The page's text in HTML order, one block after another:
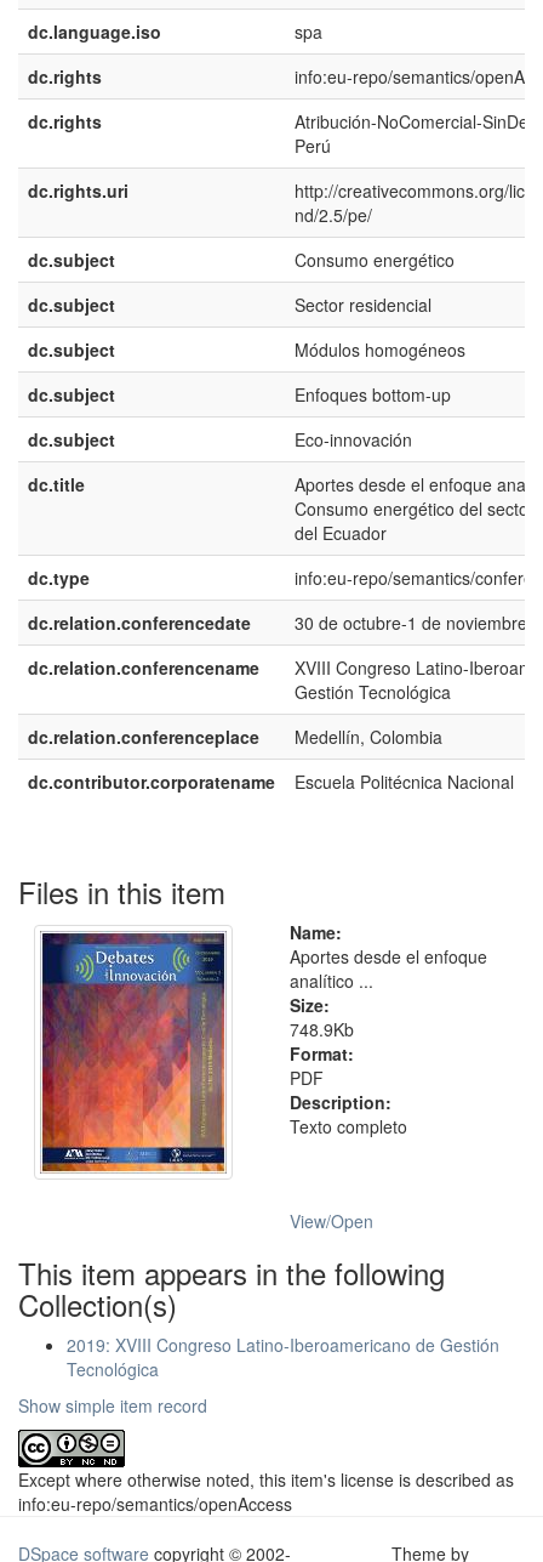
dc.language.iso
spa
dc.rights
info:eu-repo/semantics/
dc.rights
Atribución-NoComercial-
Perú
dc.rights.uri
http://creativecommons.org/
nd/2.5/pe/
dc.subject
Consumo energético
dc.subject
Sector residencial
dc.subject
Módulos homogéneos
dc.subject
Enfoques bottom-up
dc.subject
Eco-innovación
dc.title
Aportes desde el enfoque
Consumo energético del sector
del Ecuador
dc.type
info:eu-repo/semantics/
dc.relation.conferencedate
30 de octubre-1 de noviembre,
dc.relation.conferencename
XVIII Congreso Latino-
Gestión Tecnológica
dc.relation.conferenceplace
Medellín, Colombia
dc.contributor.corporatename
Escuela Politécnica Nacional
Files in this item
Name:
Aportes desde el enfoque
analítico ...
Size:
748.9Kb
Format:
PDF
Description:
Texto completo
View/Open
This item appears in the following
Collection(s)
2019: XVIII Congreso Latino-Iberoamericano de Gestión
Tecnológica
Show simple item record
Except where otherwise noted, this item's license is described as
info:eu-repo/semantics/openAccess
DSpace software copyright © 2002- Theme by